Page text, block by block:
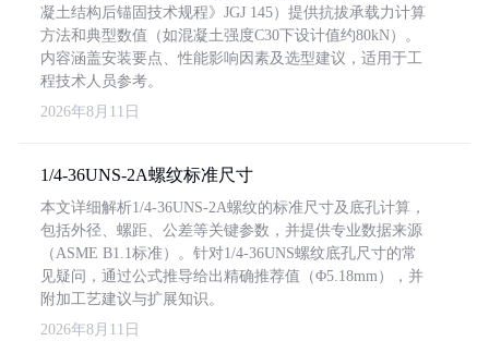
凝土结构后锚固技术规程》JGJ 145）提供抗拔承载力计算
方法和典型数值（如混凝土强度C30下设计值约80kN）。
内容涵盖安装要点、性能影响因素及选型建议，适用于工
程技术人员参考。
2026年8月11日
1/4-36UNS-2A螺纹标准尺寸
本文详细解析1/4-36UNS-2A螺纹的标准尺寸及底孔计算，
包括外径、螺距、公差等关键参数，并提供专业数据来源
（ASME B1.1标准）。针对1/4-36UNS螺纹底孔尺寸的常
见疑问，通过公式推导给出精确推荐值（Φ5.18mm），并
附加工艺建议与扩展知识。
2026年8月11日